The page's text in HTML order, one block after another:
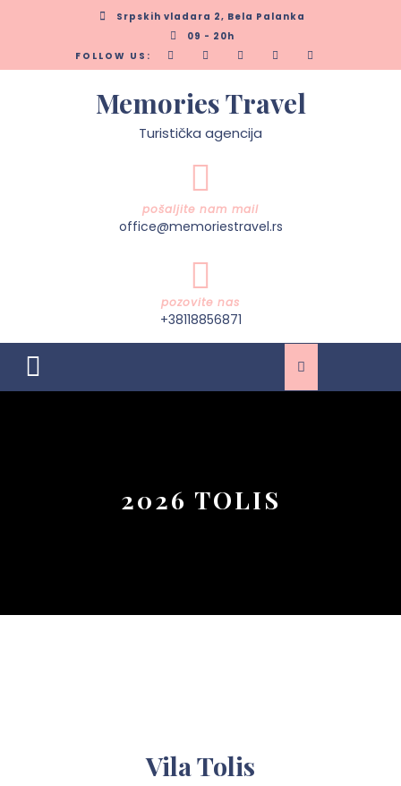
Srpskih vladara 2, Bela Palanka
09 - 20h
FOLLOW US:
Memories Travel
Turistička agencija
pošaljite nam mail
office@memoriestravel.rs
pozovite nas
+38118856871
Open
2026 TOLIS
Vila Tolis